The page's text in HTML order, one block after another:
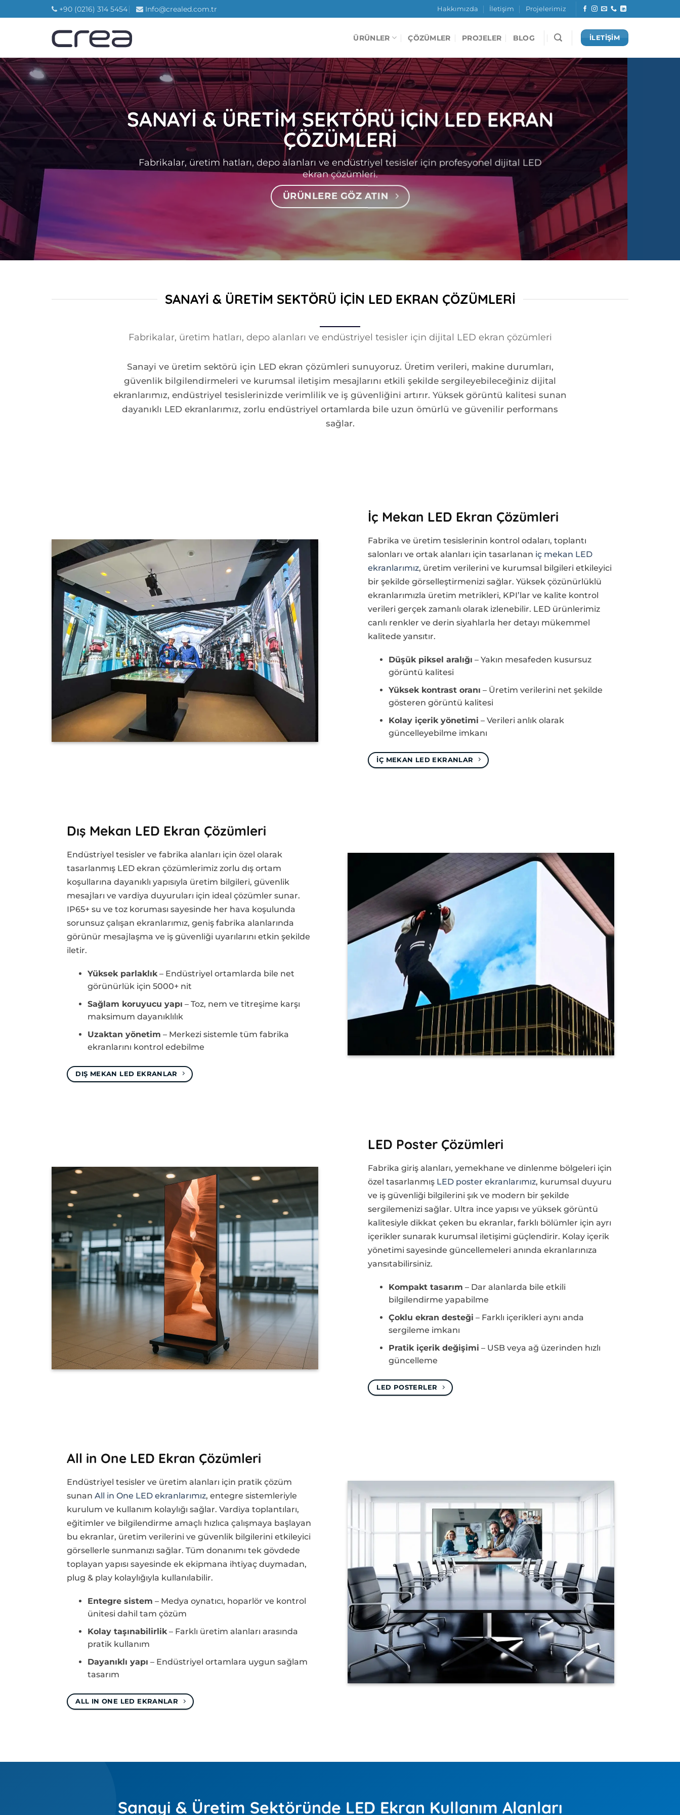
atla
+90 (0216) 314 5454 Info@crealed.com.tr Hakkımızda İletişim Projelerimiz
ÜRÜNLER ÇÖZÜMLER PROJELER BLOG İLETİŞİM
SANAYİ & ÜRETİM SEKTÖRÜ İÇİN LED EKRAN
ÇÖZÜMLERİ
Fabrikalar, üretim hatları, depo alanları ve endüstriyel tesisler için profesyonel dijital LED
ekran çözümleri.
ÜRÜNLERE GÖZ ATIN
SANAYI & ÜRETIM SEKTÖRÜ İÇIN LED EKRAN ÇÖZÜMLERI
Fabrikalar, üretim hatları, depo alanları ve endüstriyel tesisler için dijital LED ekran çözümleri
Sanayi ve üretim sektörü için LED ekran çözümleri sunuyoruz. Üretim verileri, makine durumları,
güvenlik bilgilendirmeleri ve kurumsal iletişim mesajlarını etkili şekilde sergileyebileceğiniz dijital
ekranlarımız, endüstriyel tesislerinizde verimlilik ve iş güvenliğini artırır. Yüksek görüntü kalitesi sunan
dayanıklı LED ekranlarımız, zorlu endüstriyel ortamlarda bile uzun ömürlü ve güvenilir performans
sağlar.
İç Mekan LED Ekran Çözümleri
Fabrika ve üretim tesislerinin kontrol odaları, toplantı
salonları ve ortak alanları için tasarlanan iç mekan LED
ekranlarımız, üretim verilerini ve kurumsal bilgileri etkileyici
bir şekilde görselleştirmenizi sağlar. Yüksek çözünürlüklü
ekranlarımızla üretim metrikleri, KPI’lar ve kalite kontrol
verileri gerçek zamanlı olarak izlenebilir. LED ürünlerimiz
canlı renkler ve derin siyahlarla her detayı mükemmel
kalitede yansıtır.
Düşük piksel aralığı – Yakın mesafeden kusursuz
görüntü kalitesi
Yüksek kontrast oranı – Üretim verilerini net şekilde
gösteren görüntü kalitesi
Kolay içerik yönetimi – Verileri anlık olarak
güncelleyebilme imkanı
IÇ MEKAN LED EKRANLAR
Dış Mekan LED Ekran Çözümleri
Endüstriyel tesisler ve fabrika alanları için özel olarak
tasarlanmış LED ekran çözümlerimiz zorlu dış ortam
koşullarına dayanıklı yapısıyla üretim bilgileri, güvenlik
mesajları ve vardiya duyuruları için ideal çözümler sunar.
IP65+ su ve toz koruması sayesinde her hava koşulunda
sorunsuz çalışan ekranlarımız, geniş fabrika alanlarında
görünür mesajlaşma ve iş güvenliği uyarılarını etkin şekilde
iletir.
Yüksek parlaklık– Endüstriyel ortamlarda bile net
görünürlük için 5000+ nit
Sağlam koruyucu yapı – Toz, nem ve titreşime karşı
maksimum dayanıklılık
Uzaktan yönetim – Merkezi sistemle tüm fabrika
ekranlarını kontrol edebilme
DIŞ MEKAN LED EKRANLAR
LED Poster Çözümleri
Fabrika giriş alanları, yemekhane ve dinlenme bölgeleri için
özel tasarlanmış LED poster ekranlarımız, kurumsal duyuru
ve iş güvenliği bilgilerini şık ve modern bir şekilde
sergilemenizi sağlar. Ultra ince yapısı ve yüksek görüntü
kalitesiyle dikkat çeken bu ekranlar, farklı bölümler için ayrı
içerikler sunarak kurumsal iletişimi güçlendirir. Kolay içerik
yönetimi sayesinde güncellemeleri anında ekranlarınıza
yansıtabilirsiniz.
Kompakt tasarım – Dar alanlarda bile etkili
bilgilendirme yapabilme
Çoklu ekran desteği – Farklı içerikleri aynı anda
sergileme imkanı
Pratik içerik değişimi – USB veya ağ üzerinden hızlı
güncelleme
LED POSTERLER
All in One LED Ekran Çözümleri
Endüstriyel tesisler ve üretim alanları için pratik çözüm
sunan All in One LED ekranlarımız, entegre sistemleriyle
kurulum ve kullanım kolaylığı sağlar. Vardiya toplantıları,
eğitimler ve bilgilendirme amaçlı hızlıca çalışmaya başlayan
bu ekranlar, üretim verilerini ve güvenlik bilgilerini etkileyici
görsellerle sunmanızı sağlar. Tüm donanımı tek gövdede
toplayan yapısı sayesinde ek ekipmana ihtiyaç duymadan,
plug & play kolaylığıyla kullanılabilir.
Entegre sistem – Medya oynatıcı, hoparlör ve kontrol
ünitesi dahil tam çözüm
Kolay taşınabilirlik– Farklı üretim alanları arasında
pratik kullanım
Dayanıklı yapı – Endüstriyel ortamlara uygun sağlam
tasarım
ALL IN ONE LED EKRANLAR
Sanayi & Üretim Sektöründe LED Ekran Kullanım Alanları